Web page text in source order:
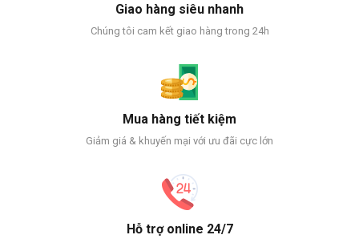
Giao hàng siêu nhanh
Chúng tôi cam kết giao hàng trong 24h
Mua hàng tiết kiệm
Giảm giá & khuyến mại với ưu đãi cực lớn
Hỗ trợ online 24/7